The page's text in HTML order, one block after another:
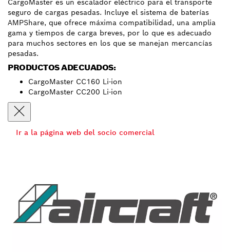
CargoMaster es un escalador eléctrico para el transporte
seguro de cargas pesadas. Incluye el sistema de baterías
AMPShare, que ofrece máxima compatibilidad, una amplia
gama y tiempos de carga breves, por lo que es adecuado
para muchos sectores en los que se manejan mercancías
pesadas.
PRODUCTOS ADECUADOS:
CargoMaster CC160 Li-ion
CargoMaster CC200 Li-ion
Ir a la página web del socio comercial